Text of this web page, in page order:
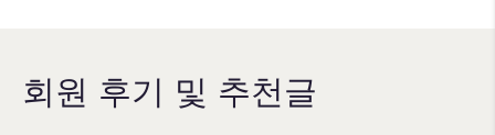
회원 후기 및 추천글